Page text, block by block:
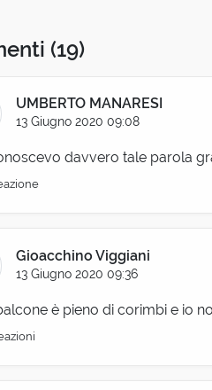
(19)
UMBERTO MANARESI
13 Giugno 2020 09:08
davvero tale parola
Gioacchino Viggiani
13 Giugno 2020 09:36
è pieno di corimbi e io